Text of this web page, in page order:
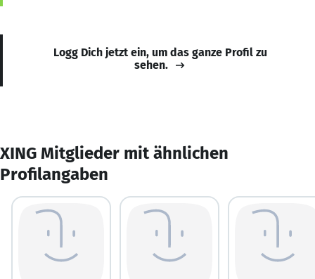
Logg Dich jetzt ein, um das ganze Profil zu
sehen.
XING Mitglieder mit ähnlichen
Profilangaben